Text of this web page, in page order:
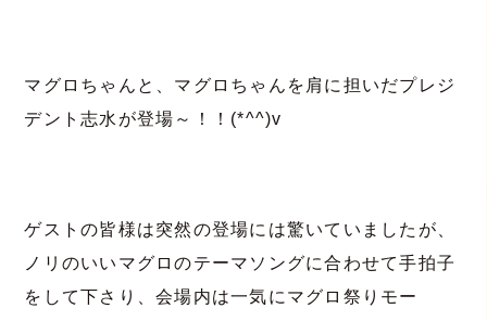
マグロちゃんと、マグロちゃんを肩に担いだプレジ
デント志水が登場～！！(*^^)v
ゲストの皆様は突然の登場には驚いていましたが、
ノリのいいマグロのテーマソングに合わせて手拍子
をして下さり、会場内は一気にマグロ祭りモー